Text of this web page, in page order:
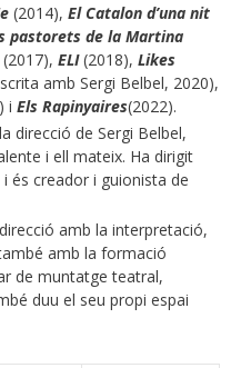
(2014), El Catalon d’una nit
pastorets de la Martina
(2017), ELI(2018), Likes
amb Sergi Belbel, 2020),
i Els Rapinyaires(2022).
direcció de Sergi Belbel,
i ell mateix. Ha dirigit
és creador i guionista de
amb la interpretació,
amb la formació
de muntatge teatral,
duu el seu propi espai